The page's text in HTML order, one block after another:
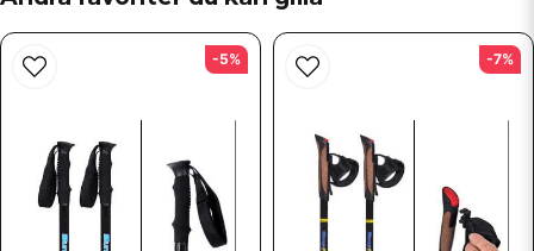
Ja, ni får publicera min fråga
-5% -7%